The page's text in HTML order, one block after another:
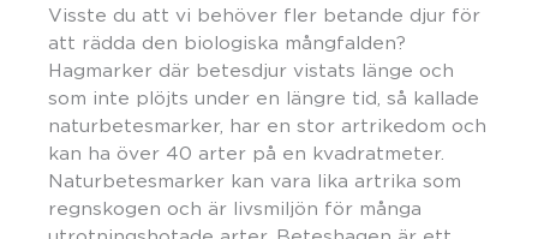
Visste du att vi behöver fler betande djur för
att rädda den biologiska mångfalden?
Hagmarker där betesdjur vistats länge och
som inte plöjts under en längre tid, så kallade
naturbetesmarker, har en stor artrikedom och
kan ha över 40 arter på en kvadratmeter.
Naturbetesmarker kan vara lika artrika som
regnskogen och är livsmiljön för många